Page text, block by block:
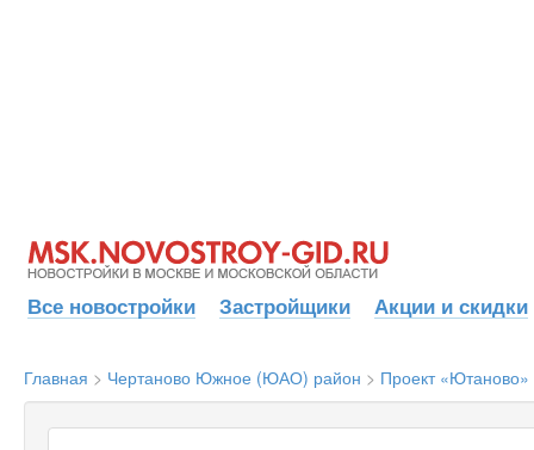
Все новостройки Застройщики Акции и скидки
Главная > Чертаново Южное (ЮАО) район > Проект «Ютаново»